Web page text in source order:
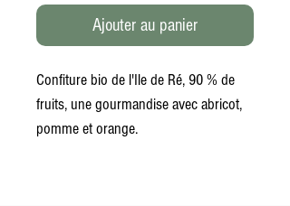
Ajouter au panier
Confiture bio de l'Ile de Ré, 90 % de
fruits, une gourmandise avec abricot,
pomme et orange.